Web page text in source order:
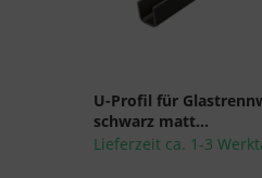
U-Profil für
schwarz matt...
Lieferzeit ca. 1-3